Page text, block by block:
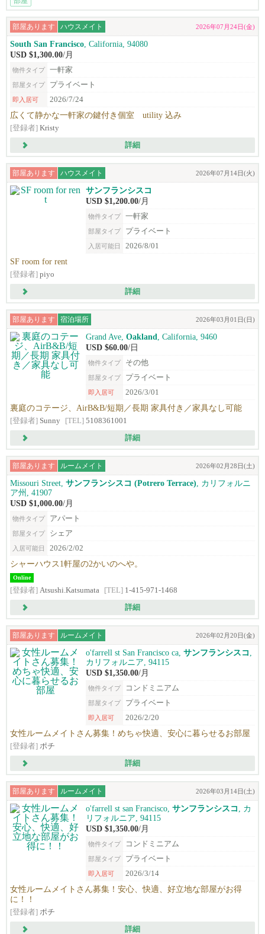
部屋あります ハウスメイト 2026年07月24日(金)
South San Francisco , California, 94080
USD $1,300.00/月
物件タイプ 一軒家
部屋タイプ プライベート
即入居可 2026/7/24
広くて静かな一軒家の鍵付き個室 utility 込み
[登録者] Kristy
詳細
部屋あります ハウスメイト 2026年07月14日(火)
サンフランシスコ
USD $1,200.00/月
物件タイプ 一軒家
部屋タイプ プライベート
入居可能日 2026/8/01
SF room for rent
[登録者] piyo
詳細
部屋あります 宿泊場所 2026年03月01日(日)
Grand Ave, Oakland , California, 9460
USD $60.00/日
物件タイプ その他
部屋タイプ プライベート
即入居可 2026/3/01
裏庭のコテージ、AirB&B/短期／長期 家具付き／家具なし可能
[登録者] Sunny [TEL] 5108361001
詳細
部屋あります ルームメイト 2026年02月28日(土)
Missouri Street, サンフランシスコ (Potrero Terrace) , カリフォルニ
ア州, 41907
USD $1,000.00/月
物件タイプ アパート
部屋タイプ シェア
入居可能日 2026/2/02
シャーハウス1軒屋の2かいのへや。
Online
[登録者] Atsushi.Katsumata [TEL] 1-415-971-1468
詳細
部屋あります ルームメイト 2026年02月20日(金)
o'farrell st San Francisco ca, サンフランシスコ
カリフォルニア, 94115
USD $1,350.00/月
物件タイプ コンドミニアム
部屋タイプ プライベート
即入居可 2026/2/20
女性ルームメイトさん募集！めちゃ快適、安心に暮らせるお部屋
[登録者] ポチ
詳細
部屋あります ルームメイト 2026年03月14日(土)
o'farrell st san Francisco, サンフランシスコ
, カ
リフォルニア, 94115
USD $1,350.00/月
物件タイプ コンドミニアム
部屋タイプ プライベート
即入居可 2026/3/14
女性ルームメイトさん募集！安心、快適、好立地な部屋がお得
に！！
[登録者] ポチ
詳細